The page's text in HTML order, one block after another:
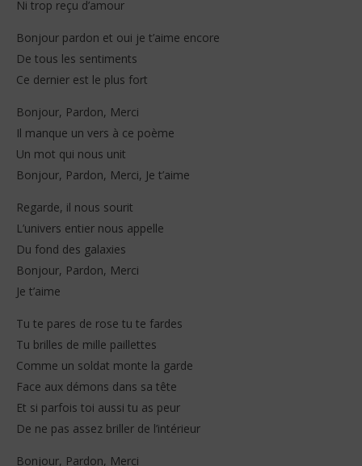
Ni trop reçu d’amour
Bonjour pardon et oui je t’aime encore
De tous les sentiments
Ce dernier est le plus fort
Bonjour, Pardon, Merci
Il manque un vers à ce poème
Un mot qui nous unit
Bonjour, Pardon, Merci, Je t’aime
Regarde, il nous sourit
L’univers entier nous appelle
Du fond des galaxies
Bonjour, Pardon, Merci
Je t’aime
Tu te pares de rose tu te fardes
Tu brilles de mille paillettes
Comme un soldat monte la garde
Face aux démons dans sa tête
Et si parfois toi aussi tu as peur
De ne pas assez briller de l’intérieur
Bonjour, Pardon, Merci